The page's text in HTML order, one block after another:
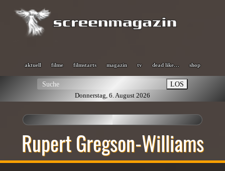
aktuell filme filmstarts magazin tv dead like… shop
LOS
Donnerstag, 6. August 2026
Rupert Gregson-Williams